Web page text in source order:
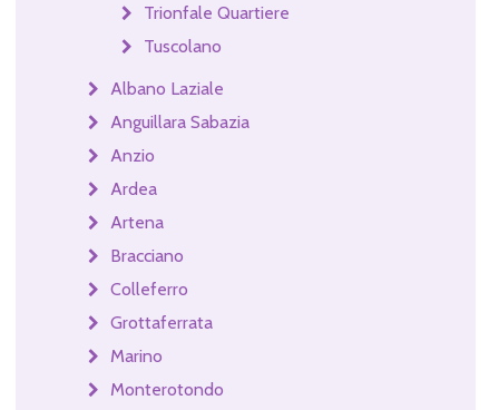
Trionfale Quartiere
Tuscolano
Albano Laziale
Anguillara Sabazia
Anzio
Ardea
Artena
Bracciano
Colleferro
Grottaferrata
Marino
Monterotondo